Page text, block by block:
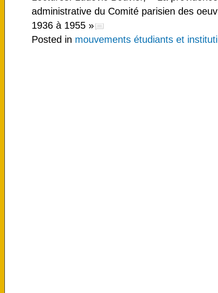
administrative du Comité parisien des
1936 à 1955 »
Posted in mouvements étudiants et